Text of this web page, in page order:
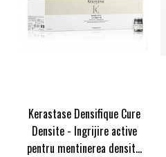
Kerastase Densifique Cure
Densite - Ingrijire active
pentru mentinerea densit...